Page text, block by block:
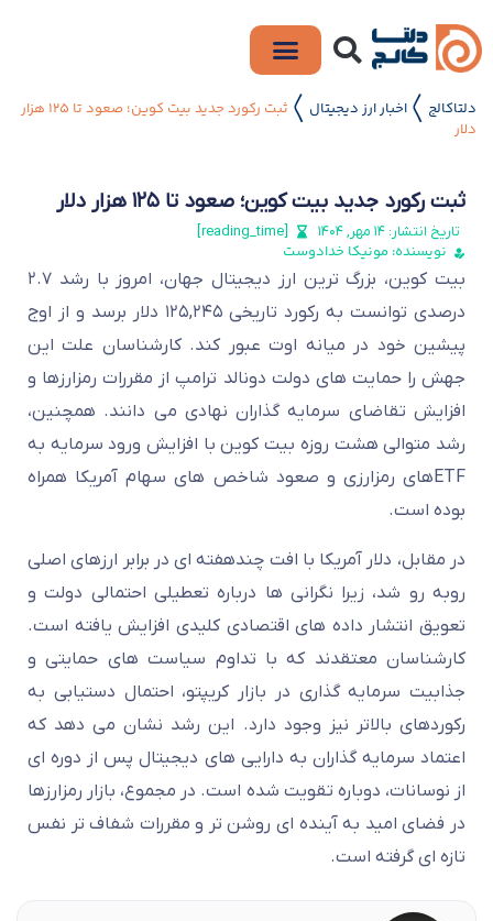
دلتاکالج اخبار ارز دیجیتال
ثبت رکورد جدید بیت کوین؛ صعود تا ۱۲۵ هزار
دلار
ثبت رکورد جدید بیت کوین؛ صعود تا ۱۲۵ هزار دلار
تاریخ انتشار: ۱۴ مهر, ۱۴۰۴
نویسنده: مونیکا خدادوست
بیت کوین، بزرگ ترین ارز دیجیتال جهان، امروز با رشد ۲.۷
درصدی توانست به رکورد تاریخی ۱۲۵,۲۴۵ دلار برسد و از اوج
پیشین خود در میانه اوت عبور کند.کارشناسان علت این
جهش را حمایت های دولت دونالد ترامپ از مقررات رمزارزها و
افزایش تقاضای سرمایه گذاران نهادی می دانند. همچنین،
رشد متوالی هشت روزه بیت کوین با افزایش ورود سرمایه به
ETFهای رمزارزی و صعود شاخص های سهام آمریکا همراه
بوده است.
در مقابل، دلار آمریکا با افت چندهفته ای در برابر ارزهای اصلی
روبه رو شد، زیرا نگرانی ها درباره تعطیلی احتمالی دولت و
تعویق انتشار داده های اقتصادی کلیدی افزایش یافته است.
کارشناسان معتقدند که با تداوم سیاست های حمایتی و
جذابیت سرمایه گذاری در بازار کریپتو، احتمال دستیابی به
رکوردهای بالاتر نیز وجود دارد. این رشد نشان می دهد که
اعتماد سرمایه گذاران به دارایی های دیجیتال پس از دوره ای
از نوسانات، دوباره تقویت شده است. در مجموع، بازار رمزارزها
در فضای امید به آینده ای روشن تر و مقررات شفاف تر نفس
تازه ای گرفته است.